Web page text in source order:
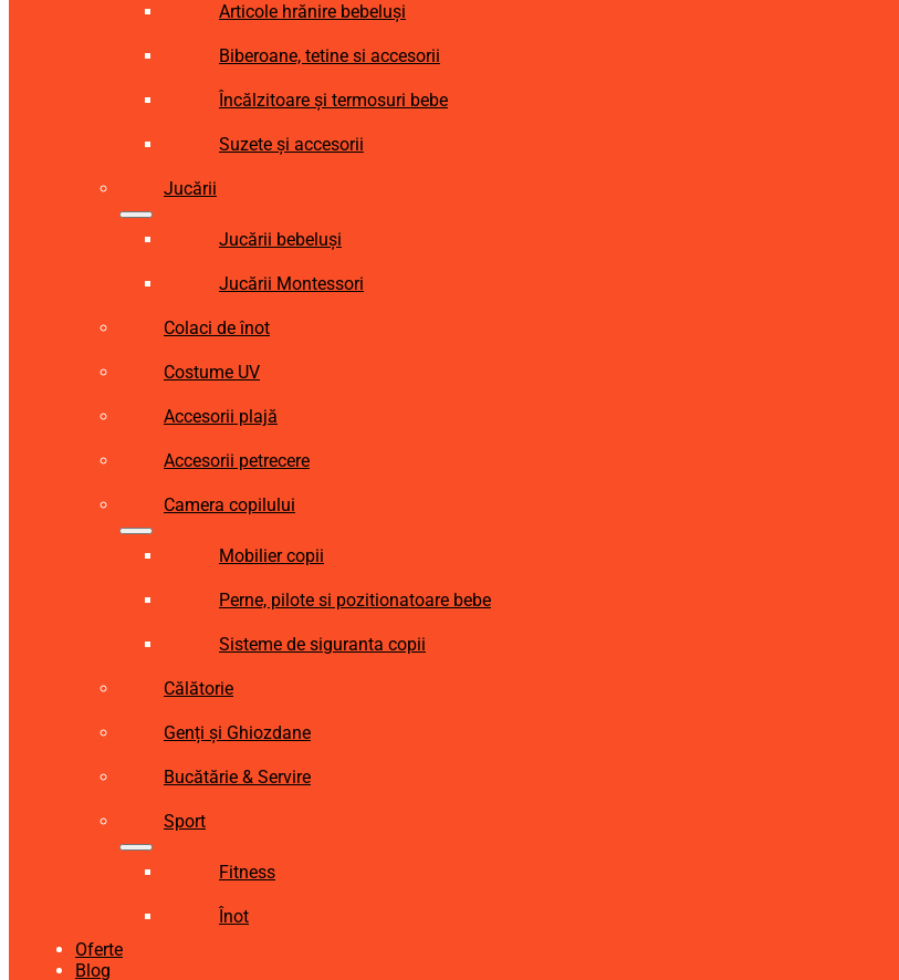
Articole hrănire bebeluși
Biberoane, tetine si accesorii
Încălzitoare și termosuri bebe
Suzete și accesorii
Jucării
Jucării bebeluși
Jucării Montessori
Colaci de înot
Costume UV
Accesorii plajă
Accesorii petrecere
Camera copilului
Mobilier copii
Perne, pilote si pozitionatoare bebe
Sisteme de siguranta copii
Călătorie
Genți și Ghiozdane
Bucătărie & Servire
Sport
Fitness
Înot
Oferte
Blog